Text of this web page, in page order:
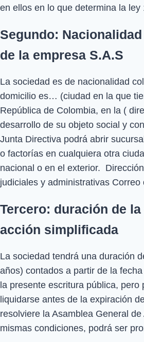
en ellos en lo que determina la ley
Segundo:
de la empresa S.A.S
La sociedad es de nacionalidad
domicilio es… (ciudad en la que
República de Colombia, en la (
desarrollo de su objeto social y
Junta Directiva podrá abrir
o factorías en cualquiera otra
nacional o en el exterior.
judiciales y administrativas
Tercero: duración de
acción simplificada
La sociedad tendrá una duración
años) contados a partir de la
la presente escritura pública, pero
liquidarse antes de la expiración
resolviere la Asamblea General
mismas condiciones, podrá ser